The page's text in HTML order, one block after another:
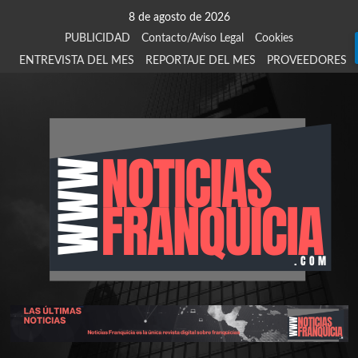
8 de agosto de 2026
PUBLICIDAD
Contacto/Aviso Legal
Cookies
ENTREVISTA DEL MES
REPORTAJE DEL MES PROVEEDORES
924 907